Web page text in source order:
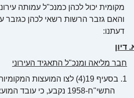
מקומית יכול לכהן כמנכ"ל עמותה
והאם גזבר הרשות רשאי לכהן כגזבר
דעתנו:
דיון
חבר מליאה ומנכ"ל התאגיד העירוני
1.
בסעיף 19(4) לצו המועצות
התשי"ח-1958 נקבע, כי